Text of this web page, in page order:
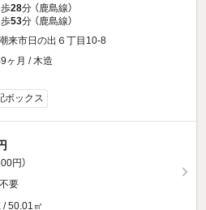
28分 （鹿島線）
53分 （鹿島線）
来市日の出６丁目10-8
ヶ月 / 木造
ボックス
円）
不要
/ 50.01㎡